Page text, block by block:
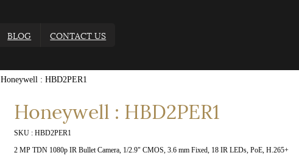
BLOG CONTACT US
Honeywell : HBD2PER1
Honeywell : HBD2PER1
SKU : HBD2PER1
2 MP TDN 1080p IR Bullet Camera, 1/2.9" CMOS, 3.6 mm Fixed, 18 IR LEDs, PoE, H.265+